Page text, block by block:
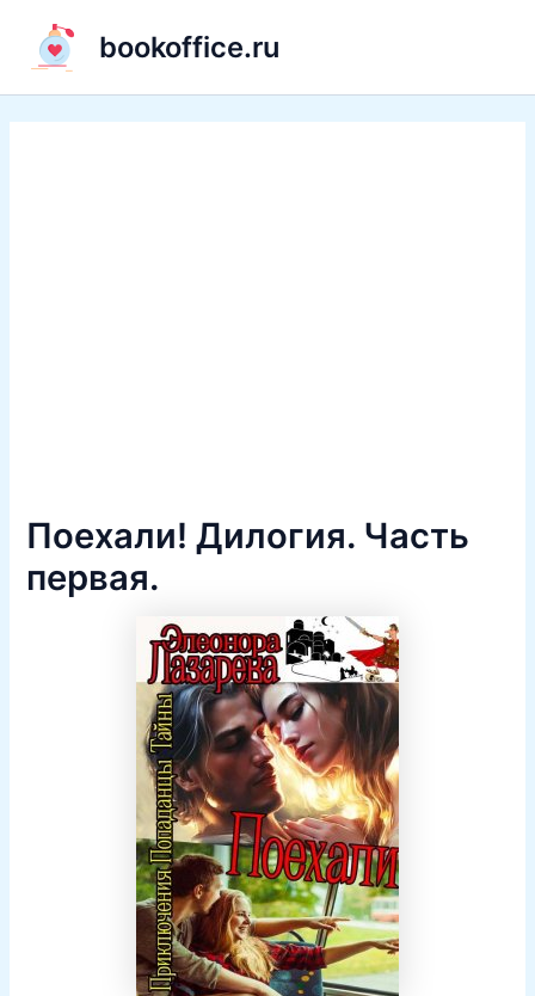
содержимому
bookoffice.ru
Поехали! Дилогия. Часть
первая.